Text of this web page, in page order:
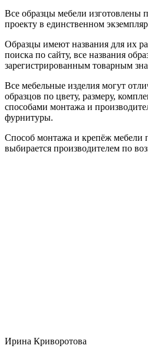
Все образцы мебели изготовлены
проекту в единственном
Образцы имеют названия для их
поиска по сайту, все названия
зарегистрированным товарным
Все мебельные изделия могут
образцов по цвету, размеру,
способами монтажа и
фурнитуры.
Способ монтажа и крепёж мебели
выбирается производителем по
Ирина Криворотова